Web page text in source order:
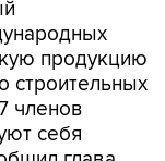
продукцию
членов
себя
глава